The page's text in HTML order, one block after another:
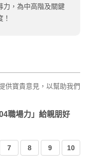
力，為中高階及關鍵
供寶貴意見，以幫助我們
職場力」給親朋好
7 8 9 10